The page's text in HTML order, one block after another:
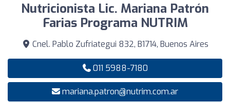
Nutricionista Lic. Mariana Patrón
Farias Programa NUTRIM
Cnel. Pablo Zufriategui 832, B1714, Buenos Aires
011 5988-7180
mariana.patron@nutrim.com.ar